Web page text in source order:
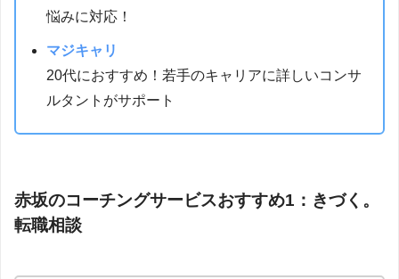
悩みに対応！
マジキャリ
20代におすすめ！若手のキャリアに詳しいコンサ
ルタントがサポート
赤坂のコーチングサービスおすすめ1：きづく。
転職相談